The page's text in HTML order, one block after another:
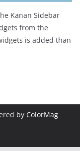
Kanan Sidebar
from the
is added than
by ColorMag